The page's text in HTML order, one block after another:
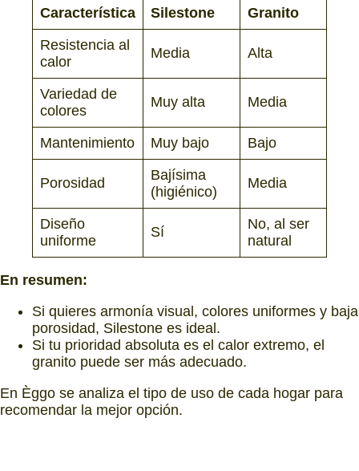
Característica Silestone
Granito
Resistencia al
calor
Media Alta
Variedad de
colores
Muy alta Media
Mantenimiento Muy bajo Bajo
Porosidad
Bajísima
(higiénico)
Media
Diseño
uniforme
Sí
No, al ser
natural
En resumen:
Si quieres armonía visual, colores uniformes y baja
porosidad, Silestone es ideal.
Si tu prioridad absoluta es el calor extremo, el
granito puede ser más adecuado.
En Èggo se analiza el tipo de uso de cada hogar para
recomendar la mejor opción.